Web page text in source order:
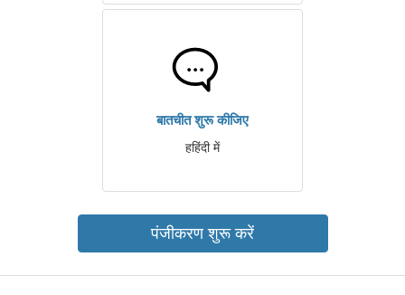
बातचीत शुरू कीजिए
हहिंदी में
पंजीकरण शुरू करें